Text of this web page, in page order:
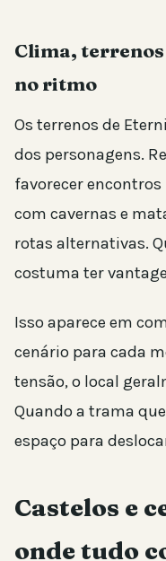
Clima,
no ritmo
Os terrenos de
dos personagens.
favorecer
com cavernas e
rotas alternativas.
costuma ter
Isso aparece em
cenário para cada
tensão, o local
Quando a trama
espaço para
Castelos e
onde tudo